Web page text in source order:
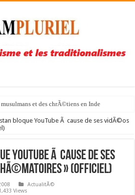
et des chrÃ©tiens en Inde
bloque YouTube Ã cause de ses vidÃ©os
YouTube Ã cause de ses
» (officiel)
ActualitÃ©
Views